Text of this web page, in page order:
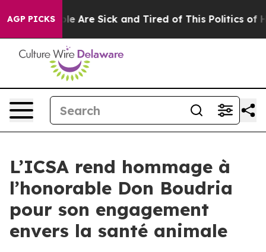
AGP PICKS
“People Are Sick and Tired of This Politics of
L’ICSA rend hommage à
l’honorable Don Boudria
pour son engagement
envers la santé animale